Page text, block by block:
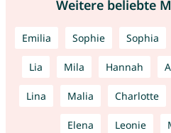
Weitere beliebte
Emilia Sophie Sophia
Lia Mila Hannah
Lina Malia Charlotte
Elena Leonie